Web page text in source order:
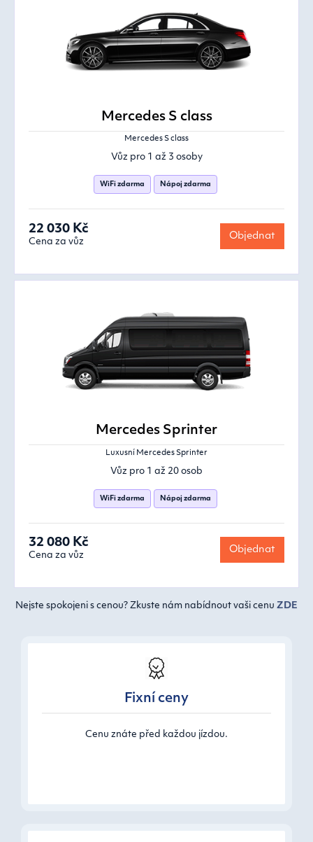
Mercedes S class
Mercedes S class
Vůz pro 1 až 3 osoby
WiFi zdarma Nápoj zdarma
22 030 Kč
Cena za vůz
Objednat
Mercedes Sprinter
Luxusní Mercedes Sprinter
Vůz pro 1 až 20 osob
WiFi zdarma Nápoj zdarma
32 080 Kč
Cena za vůz
Objednat
Nejste spokojeni s cenou? Zkuste nám nabídnout vaši cenu ZDE
Fixní ceny
Cenu znáte před každou jízdou.